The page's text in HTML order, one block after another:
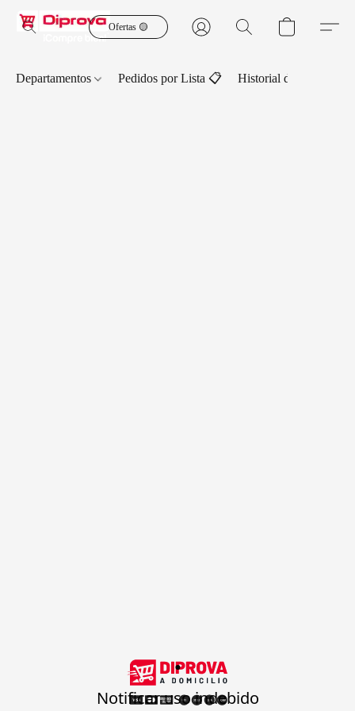
Ofertas 🟡
Departamentos Pedidos por Lista 📋 Historial de Pedidos
.
Notificar uso indebido